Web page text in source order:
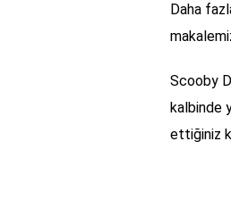
Daha
Scooby
kalbinde
ettiğiniz